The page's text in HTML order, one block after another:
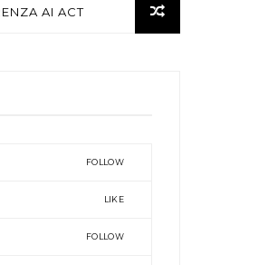
AI ACT
FOLLOW
LIKE
FOLLOW